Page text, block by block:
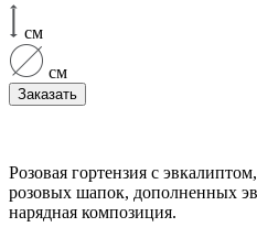
см
см
Заказать
Розовая гортензия с
розовых шапок, дополненных
нарядная композиция.